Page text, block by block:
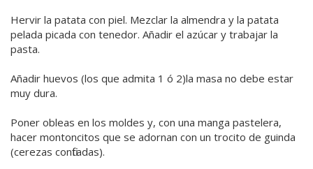
Hervir la patata con piel. Mezclar la almendra y la patata
pelada picada con tenedor. Añadir el azúcar y trabajar la
pasta.
Añadir huevos (los que admita 1 ó 2)la masa no debe estar
muy dura.
Poner obleas en los moldes y, con una manga pastelera,
hacer montoncitos que se adornan con un trocito de guinda
(cerezas confitadas).